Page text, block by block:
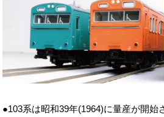
●103系は昭和39年(1964)に量産が開始